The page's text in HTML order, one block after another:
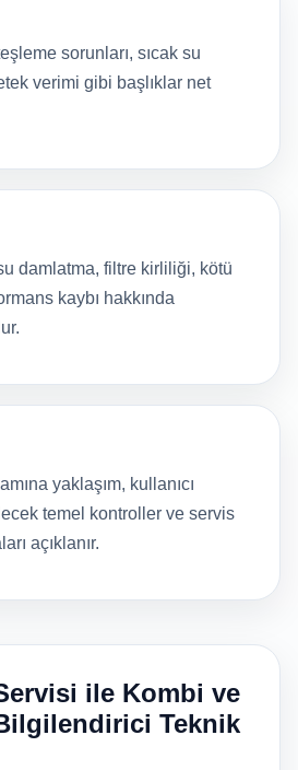
sorunları, sıcak su
verimi gibi başlıklar net
damlatma, filtre kirliliği, kötü
kaybı hakkında
yaklaşım, kullanıcı
temel kontroller ve servis
açıklanır.
ile Kombi ve
Teknik